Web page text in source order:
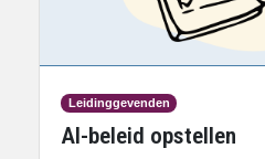
Leidinggevenden
AI-beleid opstellen